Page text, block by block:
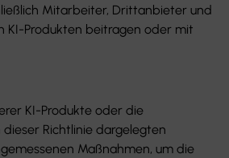
Mitarbeiter, Drittanbieter und
KI-Produkten beitragen oder mit
KI-Produkte oder die
Richtlinie dargelegten
Maßnahmen, um die